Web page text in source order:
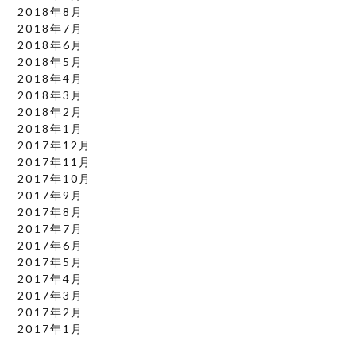
2018年8月
2018年7月
2018年6月
2018年5月
2018年4月
2018年3月
2018年2月
2018年1月
2017年12月
2017年11月
2017年10月
2017年9月
2017年8月
2017年7月
2017年6月
2017年5月
2017年4月
2017年3月
2017年2月
2017年1月